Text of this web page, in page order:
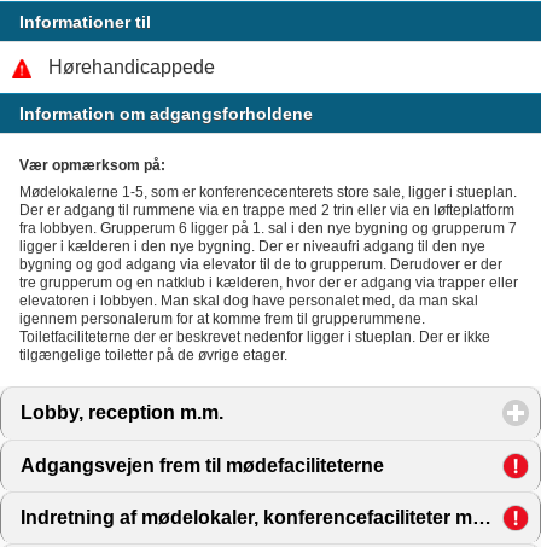
Informationer til
Hørehandicappede
Information om adgangsforholdene
Vær opmærksom på:
Mødelokalerne 1-5, som er konferencecenterets store sale, ligger i stueplan.
Der er adgang til rummene via en trappe med 2 trin eller via en løfteplatform
fra lobbyen. Grupperum 6 ligger på 1. sal i den nye bygning og grupperum 7
ligger i kælderen i den nye bygning. Der er niveaufri adgang til den nye
bygning og god adgang via elevator til de to grupperum. Derudover er der
tre grupperum og en natklub i kælderen, hvor der er adgang via trapper eller
elevatoren i lobbyen. Man skal dog have personalet med, da man skal
igennem personalerum for at komme frem til grupperummene.
Toiletfaciliteterne der er beskrevet nedenfor ligger i stueplan. Der er ikke
tilgængelige toiletter på de øvrige etager.
Lobby, reception m.m.
Adgangsvejen frem til mødefaciliteterne click to expand
Indretning af mødelokaler, konferencefaciliteter m.m.